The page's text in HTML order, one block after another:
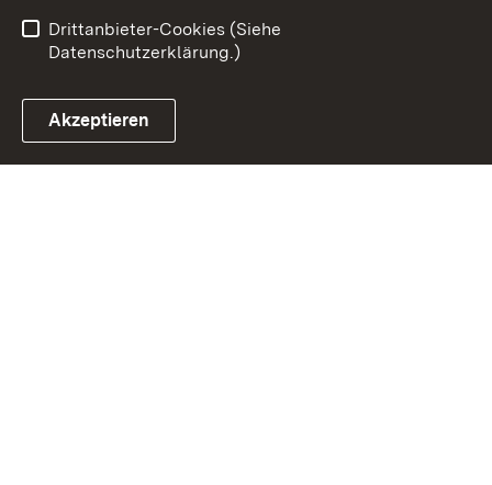
Drittanbieter-Cookies (Siehe
Datenschutzerklärung.)
Akzeptieren